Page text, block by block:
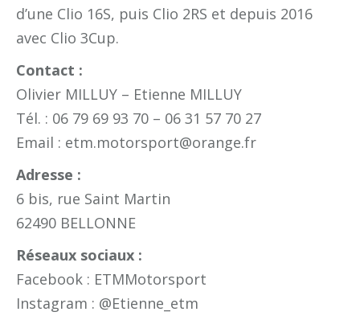
d’une Clio 16S, puis Clio 2RS et depuis 2016
avec Clio 3Cup.
Contact :
Olivier MILLUY – Etienne MILLUY
Tél. : 06 79 69 93 70 – 06 31 57 70 27
Email : etm.motorsport@orange.fr
Adresse :
6 bis, rue Saint Martin
62490 BELLONNE
Réseaux sociaux :
Facebook : ETMMotorsport
Instagram : @Etienne_etm